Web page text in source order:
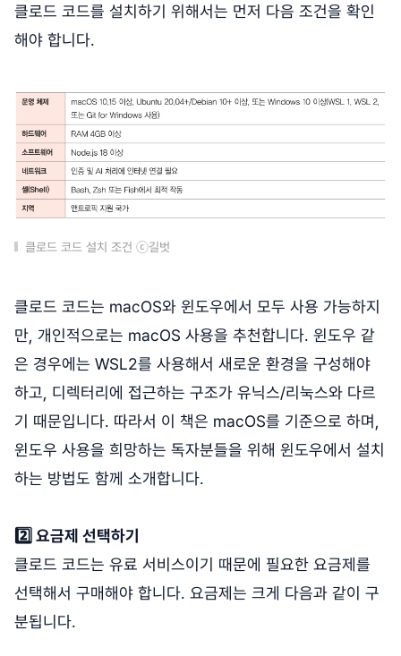
클로드 코드를 설치하기 위해서는 먼저 다음 조건을 확인
해야 합니다.
클로드 코드 설치 조건 ⓒ길벗
클로드 코드는 macOS와 윈도우에서 모두 사용 가능하지
만, 개인적으로는 macOS 사용을 추천합니다. 윈도우 같
은 경우에는 WSL2를 사용해서 새로운 환경을 구성해야
하고, 디렉터리에 접근하는 구조가 유닉스/리눅스와 다르
기 때문입니다. 따라서 이 책은 macOS를 기준으로 하며,
윈도우 사용을 희망하는 독자분들을 위해 윈도우에서 설치
하는 방법도 함께 소개합니다.
2️⃣ 요금제 선택하기
클로드 코드는 유료 서비스이기 때문에 필요한 요금제를
선택해서 구매해야 합니다. 요금제는 크게 다음과 같이 구
분됩니다.